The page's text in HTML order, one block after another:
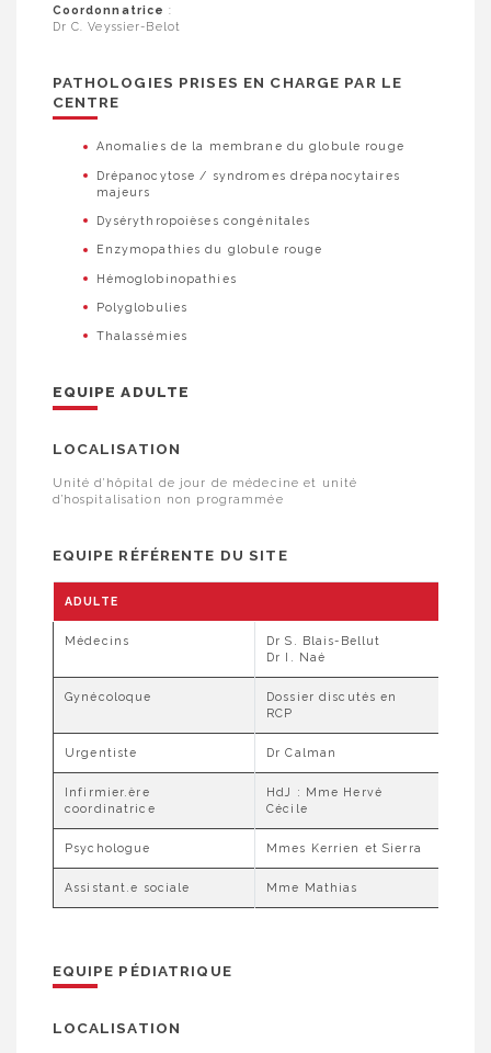
Coordonnatrice :
Dr C. Veyssier-Belot
PATHOLOGIES PRISES EN CHARGE PAR LE
CENTRE
Anomalies de la membrane du globule rouge
Drépanocytose / syndromes drépanocytaires
majeurs
Dysérythropoièses congénitales
Enzymopathies du globule rouge
Hémoglobinopathies
Polyglobulies
Thalassémies
EQUIPE ADULTE
LOCALISATION
Unité d’hôpital de jour de médecine et unité
d’hospitalisation non programmée
EQUIPE RÉFÉRENTE DU SITE
ADULTE
Médecins
Dr S. Blais-Bellut
Dr I. Naé
Gynécoloque
Dossier discutés en
RCP
Urgentiste Dr Calman
Infirmier.ère
coordinatrice
HdJ : Mme Hervé
Cécile
Psychologue Mmes Kerrien et Sierra
Assistant.e sociale Mme Mathias
EQUIPE PÉDIATRIQUE
LOCALISATION